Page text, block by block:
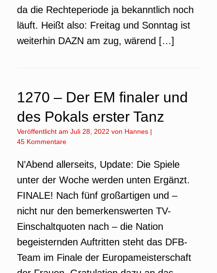
da die Rechteperiode ja bekanntlich noch
läuft. Heißt also: Freitag und Sonntag ist
weiterhin DAZN am zug, wärend […]
1270 – Der EM finaler und
des Pokals erster Tanz
Veröffentlicht am Juli 28, 2022 von Hannes |
45 Kommentare
N’Abend allerseits, Update: Die Spiele
unter der Woche werden unten Ergänzt.
FINALE! Nach fünf großartigen und –
nicht nur den bemerkenswerten TV-
Einschaltquoten nach – die Nation
begeisternden Auftritten steht das DFB-
Team im Finale der Europameisterschaft